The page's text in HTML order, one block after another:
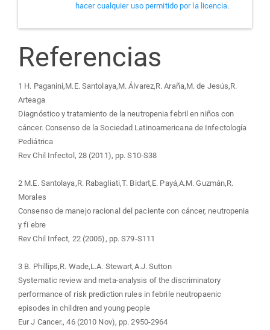
hacer cualquier uso permitido por la licencia.
Referencias
1 H. Paganini,M.E. Santolaya,M. Álvarez,R. Araña,M. de Jesús,R.
Arteaga
Diagnóstico y tratamiento de la neutropenia febril en niños con
cáncer. Consenso de la Sociedad Latinoamericana de Infectología
Pediátrica
Rev Chil Infectol, 28 (2011), pp. S10-S38
2 M.E. Santolaya,R. Rabagliati,T. Bidart,E. Payá,A.M. Guzmán,R.
Morales
Consenso de manejo racional del paciente con cáncer, neutropenia
y fi ebre
Rev Chil Infect, 22 (2005), pp. S79-S111
3 B. Phillips,R. Wade,L.A. Stewart,A.J. Sutton
Systematic review and meta-analysis of the discriminatory
performance of risk prediction rules in febrile neutropaenic
episodes in children and young people
Eur J Cancer., 46 (2010 Nov), pp. 2950-2964